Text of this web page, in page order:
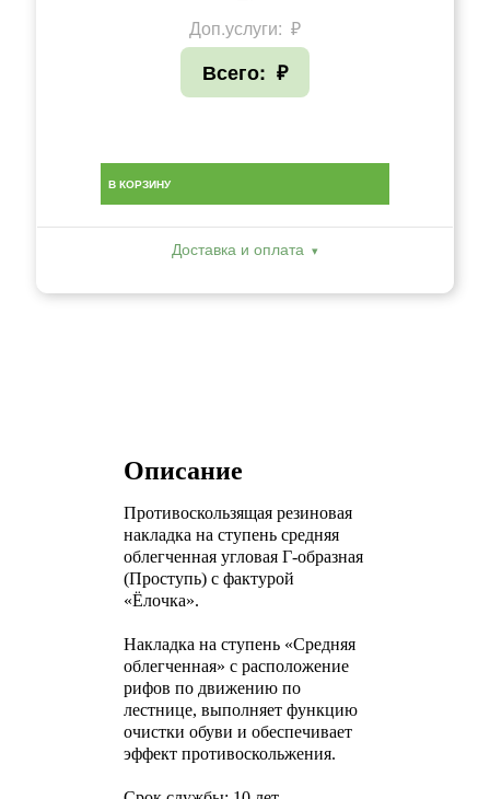
Доп.услуги: ₽
Всего: ₽
В КОРЗИНУ
Доставка и оплата
Описание
Противоскользящая резиновая
накладка на ступень средняя
облегченная угловая Г-образная
(Проступь) с фактурой
«Ёлочка».
Накладка на ступень «Средняя
облегченная» с расположение
рифов по движению по
лестнице, выполняет функцию
очистки обуви и обеспечивает
эффект противоскольжения.